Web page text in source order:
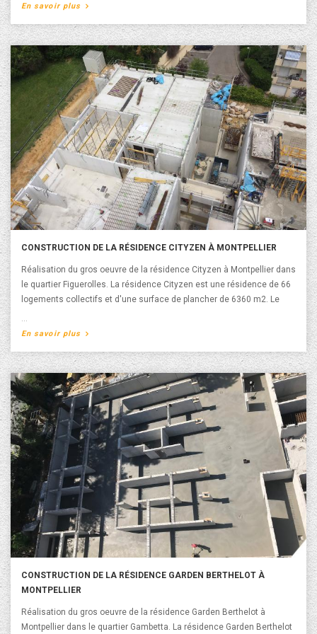
En savoir plus A propos de Construction des bureaux et entrepôt
CONSTRUCTION DE LA RÉSIDENCE CITYZEN À MONTPELLIER
Réalisation du gros oeuvre de la résidence Cityzen à Montpellier dans
le quartier Figuerolles. La résidence Cityzen est une résidence de 66
logements collectifs et d'une surface de plancher de 6360 m2. Le
Architecture. La livraison de la résidence Cityzen est prévue en 2019.
En savoir plus A propos de Construction de la Résidence Cityzen à
CONSTRUCTION DE LA RÉSIDENCE GARDEN BERTHELOT À
MONTPELLIER
Réalisation du gros oeuvre de la résidence Garden Berthelot à
Montpellier dans le quartier Gambetta. La résidence Garden Berthelot